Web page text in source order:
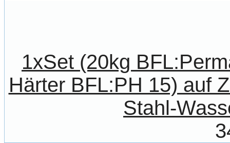
1xSet (20kg
Härter BFL:PH 15) auf
Stahl-